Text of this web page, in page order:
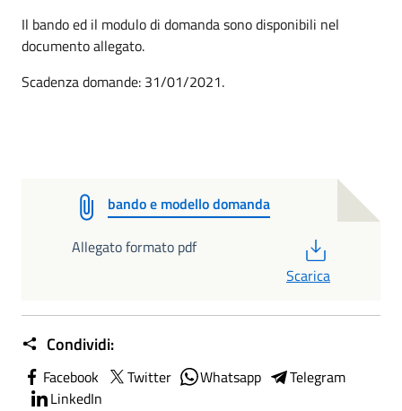
Il bando ed il modulo di domanda sono disponibili nel
documento allegato.
Scadenza domande: 31/01/2021.
bando e modello domanda
Allegato formato pdf
Scarica
Condividi:
Facebook Twitter Whatsapp
Telegram
LinkedIn